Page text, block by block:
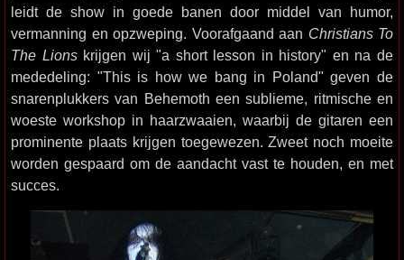
leidt de show in goede banen door middel van humor,
vermanning en opzweping. Voorafgaand aan Christians To
The Lionskrijgen wij "a short lesson in history" en na de
mededeling: "This is how we bang in Poland" geven de
snarenplukkers van Behemoth een sublieme, ritmische en
woeste workshop in haarzwaaien, waarbij de gitaren een
prominente plaats krijgen toegewezen. Zweet noch moeite
worden gespaard om de aandacht vast te houden, en met
succes.